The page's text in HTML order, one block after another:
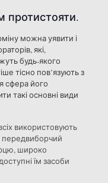
протистояти.
можна уявити і
які,
будь-якого
тісно пов’язують з
сфера його
такі основні види
використовують
передвиборчий
широко
їм засоби